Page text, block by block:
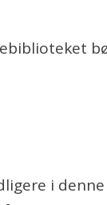
i denne